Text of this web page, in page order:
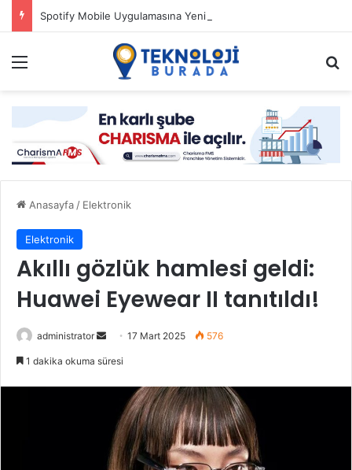
Spotify Mobile Uygulamasına Yeni Özellikler Ekliyor
Menü
Anasayfa/ Elektronik
Elektronik
Akıllı gözlük hamlesi geldi:
Huawei Eyewear II tanıtıldı!
administrator
Bir
göndermek
17 Mart 2025 576
1 dakika okuma süresi